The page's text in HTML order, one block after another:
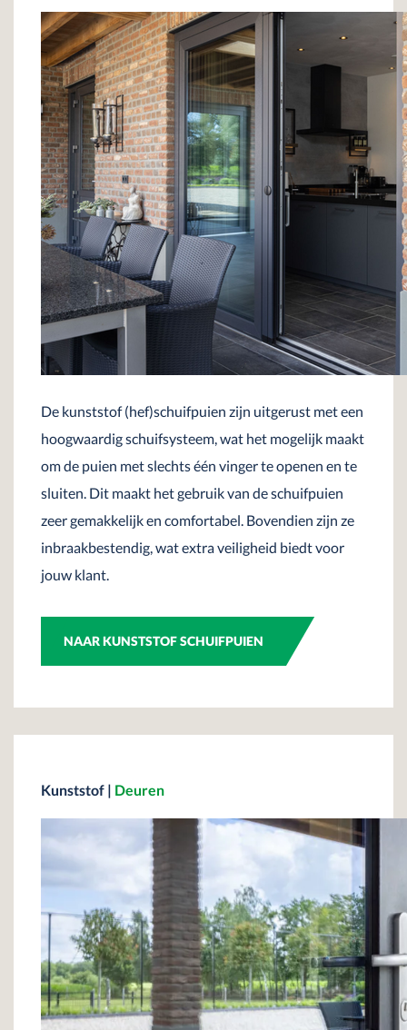
De kunststof (hef)schuifpuien zijn uitgerust met een
hoogwaardig schuifsysteem, wat het mogelijk maakt
om de puien met slechts één vinger te openen en te
sluiten. Dit maakt het gebruik van de schuifpuien
zeer gemakkelijk en comfortabel. Bovendien zijn ze
inbraakbestendig, wat extra veiligheid biedt voor
jouw klant.
NAAR KUNSTSTOF SCHUIFPUIEN
Kunststof | Deuren